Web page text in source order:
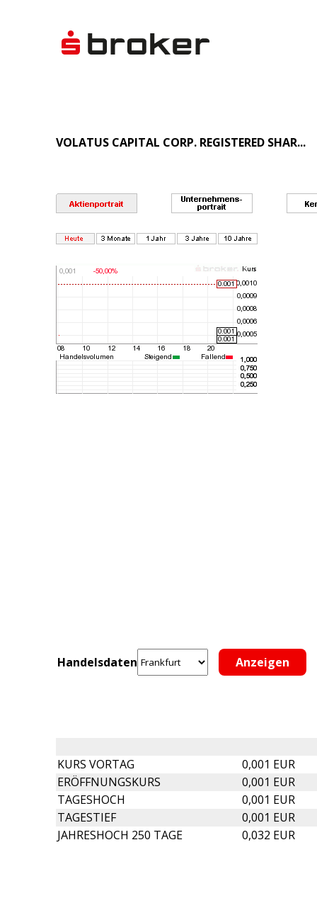
VOLATUS CAPITAL CORP. REGISTERED SHAR...
Handelsdaten
KURS VORTAG
0,001 EUR
ERÖFFNUNGSKURS
0,001 EUR
TAGESHOCH
0,001 EUR
TAGESTIEF
0,001 EUR
JAHRESHOCH 250 TAGE
0,032 EUR